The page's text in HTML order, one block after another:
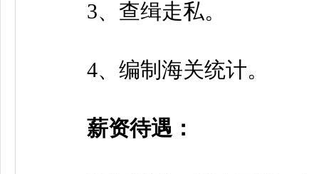
3、查缉走私。
4、编制海关统计。
薪资待遇：